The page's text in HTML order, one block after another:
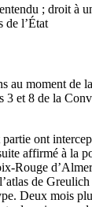
; droit à
de l’État
au moment de
3 et 8 de la
ont
affirmé à la
Rouge
de
Deux mois